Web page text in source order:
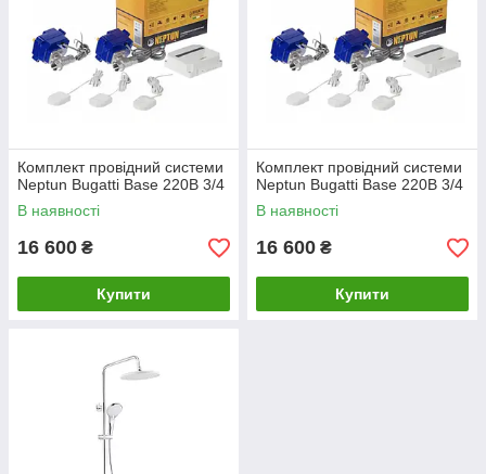
Комплект провідний системи
Neptun Bugatti Base 220B 3/4
В наявності
16 600 ₴
Купити
Комплект провідний системи
Neptun Bugatti Base 220B 3/4
В наявності
16 600 ₴
Купити